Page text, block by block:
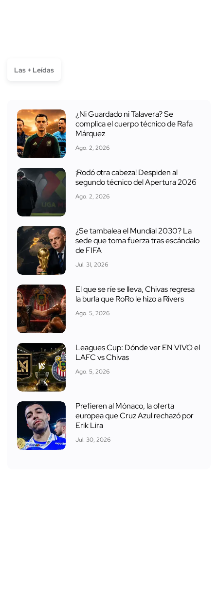
Las + Leídas
¿Ni Guardado ni Talavera? Se
complica el cuerpo técnico de Rafa
Márquez
Ago. 2, 2026
¡Rodó otra cabeza! Despiden al
segundo técnico del Apertura 2026
Ago. 2, 2026
¿Se tambalea el Mundial 2030? La
sede que toma fuerza tras escándalo
de FIFA
Jul. 31, 2026
El que se ríe se lleva, Chivas regresa
la burla que RoRo le hizo a Rivers
Ago. 5, 2026
Leagues Cup: Dónde ver EN VIVO el
LAFC vs Chivas
Ago. 5, 2026
Prefieren al Mónaco, la oferta
europea que Cruz Azul rechazó por
Erik Lira
Jul. 30, 2026